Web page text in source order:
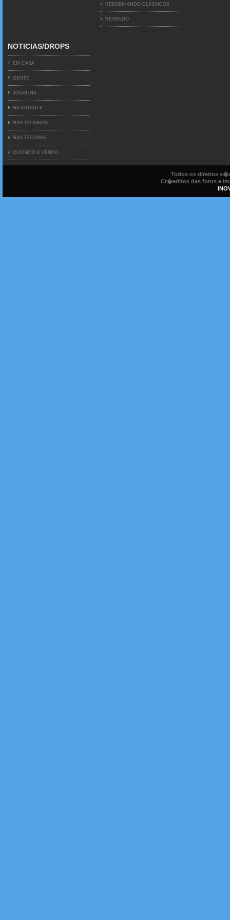
REBOBINANDO CLÁSSICOS
REVENDO
NOTICIAS/DROPS
EM CASA
GENTE
JOGATINA
NA ESTANTE
NAS TELINHAS
NAS TELONAS
OUVINDO E VENDO
Todos os direitos
Cr�editos das fotos e